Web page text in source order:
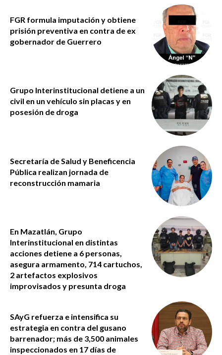
FGR formula imputación y obtiene
prisión preventiva en contra de ex
gobernador de Guerrero
Grupo Interinstitucional detiene a un
civil en un vehículo sin placas y en
posesión de droga
Secretaría de Salud y Beneficencia
Pública realizan jornada de
reconstrucción mamaria
En Mazatlán, Grupo
Interinstitucional en distintas
acciones detiene a 6 personas,
asegura armamento, 714 cartuchos,
2 artefactos explosivos
improvisados y presunta droga
SAyG refuerza e intensifica su
estrategia en contra del gusano
barrenador; más de 3,500 animales
inspeccionados en 17 días de